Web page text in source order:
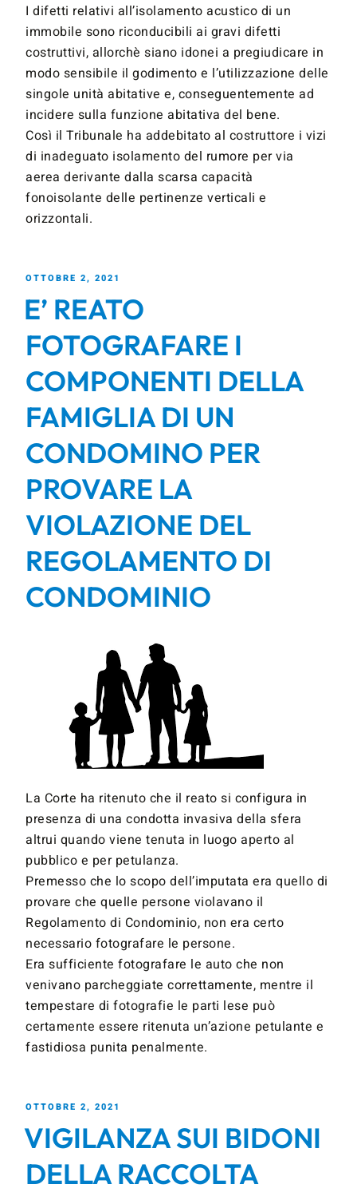
I difetti relativi all’isolamento acustico di un
immobile sono riconducibili ai gravi difetti
costruttivi, allorchè siano idonei a pregiudicare in
modo sensibile il godimento e l’utilizzazione delle
singole unità abitative e, conseguentemente ad
incidere sulla funzione abitativa del bene.
Così il Tribunale ha addebitato al costruttore i vizi
di inadeguato isolamento del rumore per via
aerea derivante dalla scarsa capacità
fonoisolante delle pertinenze verticali e
orizzontali.
OTTOBRE 2, 2021
E’ REATO
FOTOGRAFARE I
COMPONENTI DELLA
FAMIGLIA DI UN
CONDOMINO PER
PROVARE LA
VIOLAZIONE DEL
REGOLAMENTO DI
CONDOMINIO
La Corte ha ritenuto che il reato si configura in
presenza di una condotta invasiva della sfera
altrui quando viene tenuta in luogo aperto al
pubblico e per petulanza.
Premesso che lo scopo dell’imputata era quello di
provare che quelle persone violavano il
Regolamento di Condominio, non era certo
necessario fotografare le persone.
Era sufficiente fotografare le auto che non
venivano parcheggiate correttamente, mentre il
tempestare di fotografie le parti lese può
certamente essere ritenuta un’azione petulante e
fastidiosa punita penalmente.
OTTOBRE 2, 2021
VIGILANZA SUI BIDONI
DELLA RACCOLTA